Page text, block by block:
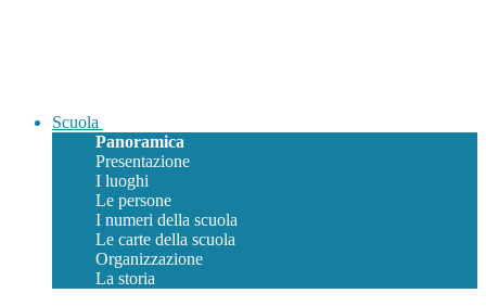
Scuola
Panoramica
Presentazione
I luoghi
Le persone
I numeri della scuola
Le carte della scuola
Organizzazione
La storia